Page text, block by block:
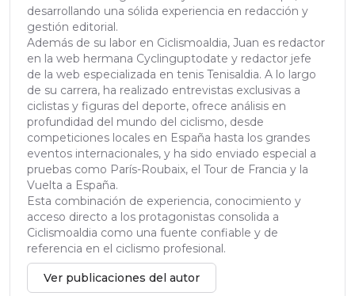
desarrollando una sólida experiencia en redacción y
gestión editorial.
Además de su labor en Ciclismoaldia, Juan es redactor
en la web hermana Cyclinguptodate y redactor jefe
de la web especializada en tenis Tenisaldia. A lo largo
de su carrera, ha realizado entrevistas exclusivas a
ciclistas y figuras del deporte, ofrece análisis en
profundidad del mundo del ciclismo, desde
competiciones locales en España hasta los grandes
eventos internacionales, y ha sido enviado especial a
pruebas como París-Roubaix, el Tour de Francia y la
Vuelta a España.
Esta combinación de experiencia, conocimiento y
acceso directo a los protagonistas consolida a
Ciclismoaldia como una fuente confiable y de
referencia en el ciclismo profesional.
Ver publicaciones del autor